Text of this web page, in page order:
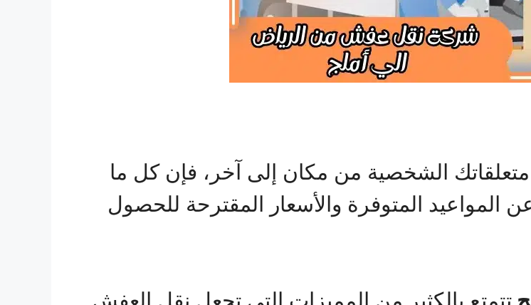
الشخصية من مكان إلى آخر، فإن كل ما
المواعيد المتوفرة والأسعار المقترحة للحصول